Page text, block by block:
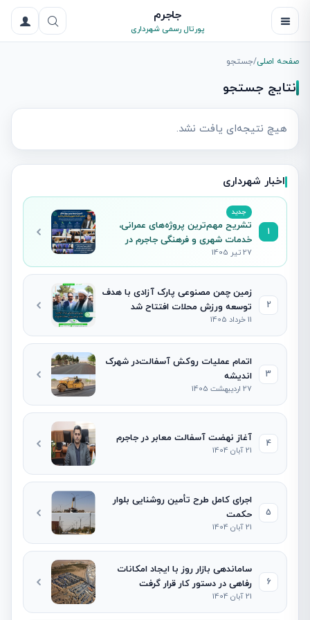
جاجرم
پورتال رسمی شهرداری
صفحه اصلی/جستجو
نتایج جستجو
هیچ نتیجه‌ای یافت نشد.
اخبار شهرداری
1
جدید
تشریح مهم‌ترین پروژه‌های عمرانی،
خدمات شهری و فرهنگی جاجرم در
نشست خبری شهردار
27 تیر 1405
2
زمین چمن مصنوعی پارک آزادی با هدف
توسعه ورزش محلات افتتاح شد
11 خرداد 1405
3
اتمام عملیات روکش آسفالت‌در شهرک
اندیشه
27 اردیبهشت 1405
4 آغاز نهضت آسفالت معابر در جاجرم
21 آبان 1404
5
اجرای کامل طرح تأمین روشنایی بلوار
حکمت
21 آبان 1404
6
ساماندهی بازار روز با ایجاد امکانات
رفاهی در دستور کار قرار گرفت
21 آبان 1404